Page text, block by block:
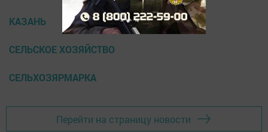
КАЗАНЬ
СЕЛЬСКОЕ ХОЗЯЙСТВО
СЕЛЬХОЗЯРМАРКА
Перейти на страницу новости